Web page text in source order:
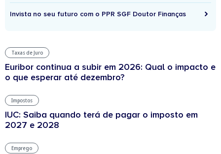
Invista no seu futuro com o PPR SGF Doutor Finanças
Taxas de Juro
Euribor continua a subir em 2026: Qual o impacto e
o que esperar até dezembro?
Impostos
IUC: Saiba quando terá de pagar o imposto em
2027 e 2028
Emprego